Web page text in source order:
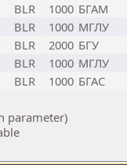
BLR 1000 БГАМ
BLR 1000 МГЛУ
BLR 2000 БГУ
BLR 1000 МГЛУ
BLR 1000 БГАС
parameter)